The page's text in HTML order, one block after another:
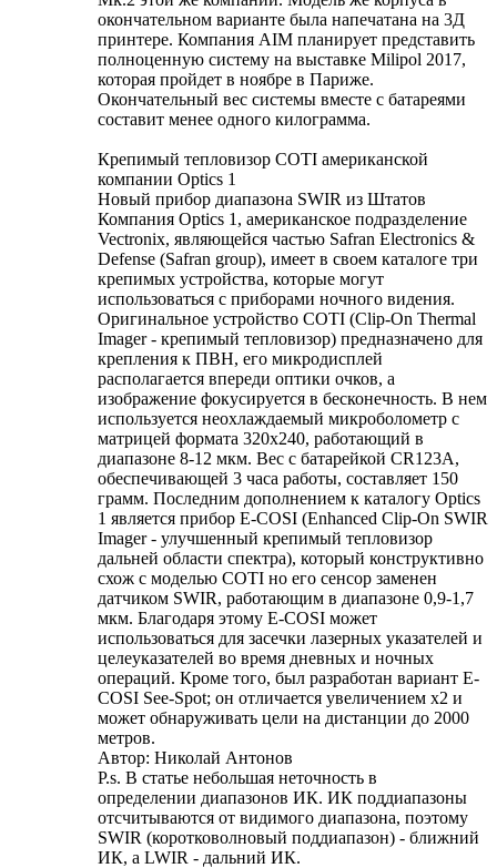
окончательном варианте была напечатана на 3Д
принтере. Компания AIM планирует представить
полноценную систему на выставке Milipol 2017,
которая пройдет в ноябре в Париже.
Окончательный вес системы вместе с батареями
составит менее одного килограмма.
Крепимый тепловизор COTI американской
компании Optics 1
Новый прибор диапазона SWIR из Штатов
Компания Optics 1, американское подразделение
Vectronix, являющейся частью Safran Electronics &
Defense (Safran group), имеет в своем каталоге три
крепимых устройства, которые могут
использоваться с приборами ночного видения.
Оригинальное устройство COTI (Clip-On Thermal
Imager - крепимый тепловизор) предназначено для
крепления к ПВН, его микродисплей
располагается впереди оптики очков, а
изображение фокусируется в бесконечность. В нем
используется неохлаждаемый микроболометр с
матрицей формата 320x240, работающий в
диапазоне 8-12 мкм. Вес с батарейкой CR123A,
обеспечивающей 3 часа работы, составляет 150
грамм. Последним дополнением к каталогу Optics
1 является прибор E-COSI (Enhanced Clip-On SWIR
Imager - улучшенный крепимый тепловизор
дальней области спектра), который конструктивно
схож с моделью COTI но его сенсор заменен
датчиком SWIR, работающим в диапазоне 0,9-1,7
мкм. Благодаря этому E-COSI может
использоваться для засечки лазерных указателей и
целеуказателей во время дневных и ночных
операций. Кроме того, был разработан вариант E-
COSI See-Spot; он отличается увеличением х2 и
может обнаруживать цели на дистанции до 2000
метров.
Автор: Николай Антонов
P.s. В статье небольшая неточность в
определении диапазонов ИК. ИК поддиапазоны
отсчитываются от видимого диапазона, поэтому
SWIR (коротковолновый поддиапазон) - ближний
ИК, а LWIR - дальний ИК.